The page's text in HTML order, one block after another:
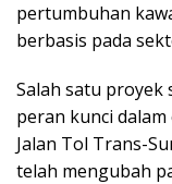
pertumbuhan
berbasis pada
Salah satu proyek
peran kunci
Jalan Tol Trans-
telah mengubah